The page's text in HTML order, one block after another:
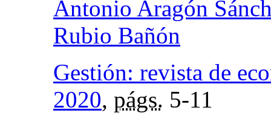
Antonio Aragón
Rubio Bañón
Gestión: revista de
2020, págs. 5-11